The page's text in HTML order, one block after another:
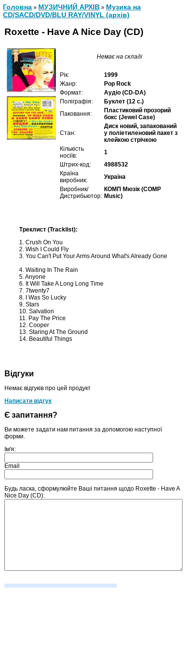
Головна » МУЗИЧНИЙ АРХІВ » Музика на
CD/SACD/DVD/BLU RAY/VINYL (архів)
Roxette - Have A Nice Day (CD)
Немає на складі
Рік:
1999
Жанр:
Pop Rock
Формат:
Аудіо (CD-DA)
Поліграфія:
Буклет (12 с.)
Паковання:
Пластиковий прозорий
бокс (Jewel Case)
Стан:
Диск новий, запакований
у поліетиленовий пакет з
клейкою стрічкою
Кількість
носіїв:
1
Штрих-код:
4988532
Країна
виробник:
Україна
Виробник/
Дистрибьютор:
КОМП Мюзік (COMP
Music)
Треклист (Tracklist):
1. Crush On You
2. Wish I Could Fly
3. You Can't Put Your Arms Around What's Already Gone
4. Waiting In The Rain
5. Anyone
6. It Will Take A Long Long Time
7. 7twenty7
8. I Was So Lucky
9. Stars
10. Salvation
11. Pay The Price
12. Cooper
13. Staring At The Ground
14. Beautiful Things
Відгуки
Немає відгуків про цей продукт
Написати відгук
Є запитання?
Ви можете задати нам питання за допомогою наступної
форми.
Ім'я:
Email
Будь ласка, сформулюйте Ваші питання щодо Roxette - Have A
Nice Day (CD):
Введіть число, зображене на малюнку